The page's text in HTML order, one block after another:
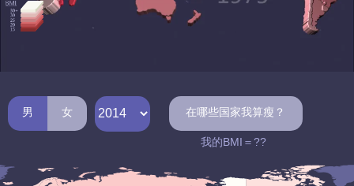
男 女 在哪些国家我算瘦？
我的BMI＝??